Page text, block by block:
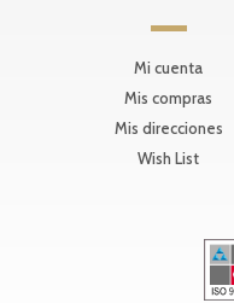
Mi cuenta
Mis compras
Mis direcciones
Wish List